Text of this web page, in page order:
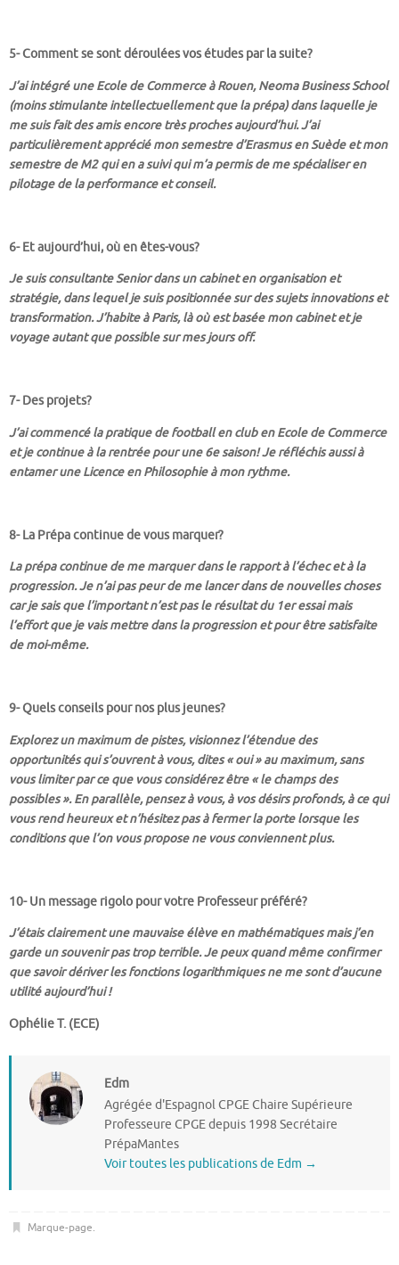
5- Comment se sont déroulées vos études par la suite?
J’ai intégré une Ecole de Commerce à Rouen, Neoma Business School
(moins stimulante intellectuellement que la prépa) dans laquelle je
me suis fait des amis encore très proches aujourd’hui. J’ai
particulièrement apprécié mon semestre d’Erasmus en Suède et mon
semestre de M2 qui en a suivi qui m’a permis de me spécialiser en
pilotage de la performance et conseil.
6- Et aujourd’hui, où en êtes-vous?
Je suis consultante Senior dans un cabinet en organisation et
stratégie, dans lequel je suis positionnée sur des sujets innovations et
transformation. J’habite à Paris, là où est basée mon cabinet et je
voyage autant que possible sur mes jours off.
7- Des projets?
J’ai commencé la pratique de football en club en Ecole de Commerce
et je continue à la rentrée pour une 6e saison! Je réfléchis aussi à
entamer une Licence en Philosophie à mon rythme.
8- La Prépa continue de vous marquer?
La prépa continue de me marquer dans le rapport à l’échec et à la
progression. Je n’ai pas peur de me lancer dans de nouvelles choses
car je sais que l’important n’est pas le résultat du 1er essai mais
l’effort que je vais mettre dans la progression et pour être satisfaite
de moi-même.
9- Quels conseils pour nos plus jeunes?
Explorez un maximum de pistes, visionnez l’étendue des
opportunités qui s’ouvrent à vous, dites « oui » au maximum, sans
vous limiter par ce que vous considérez être « le champs des
possibles ». En parallèle, pensez à vous, à vos désirs profonds, à ce qui
vous rend heureux et n’hésitez pas à fermer la porte lorsque les
conditions que l’on vous propose ne vous conviennent plus.
10- Un message rigolo pour votre Professeur préféré?
J’étais clairement une mauvaise élève en mathématiques mais j’en
garde un souvenir pas trop terrible. Je peux quand même confirmer
que savoir dériver les fonctions logarithmiques ne me sont d’aucune
utilité aujourd’hui !
Ophélie T. (ECE)
Edm
Agrégée d'Espagnol CPGE Chaire Supérieure
Professeure CPGE depuis 1998 Secrétaire
PrépaMantes
Voir toutes les publications de Edm →
Marque-page.